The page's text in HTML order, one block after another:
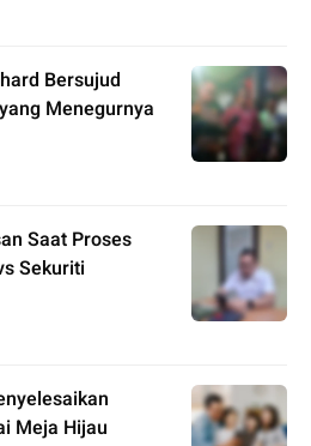
Bersujud
Menegurnya
Saat Proses
Sekuriti
Meja Hijau